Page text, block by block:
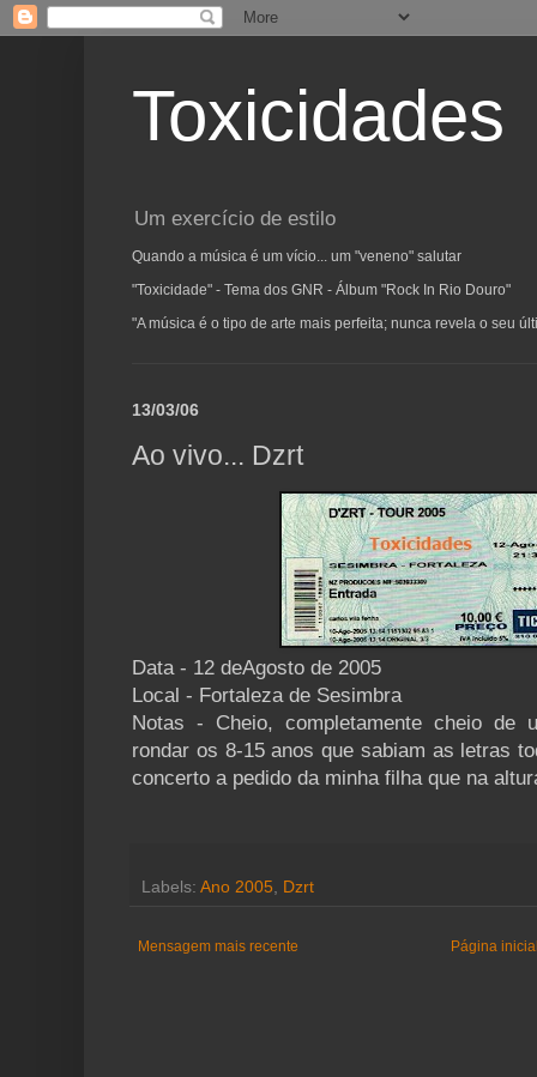
Toxicidades
Um exercício de estilo
Quando a música é um vício... um "veneno" salutar
"Toxicidade" - Tema dos GNR - Álbum "Rock In Rio Douro"
"A música é o tipo de arte mais perfeita; nunca revela o seu
13/03/06
Ao vivo... Dzrt
Data - 12 deAgosto de 2005
Local - Fortaleza de Sesimbra
Notas - Cheio, completamente cheio de
rondar os 8-15 anos que sabiam as letras
concerto a pedido da minha filha que na
Labels: Ano 2005, Dzrt
Mensagem mais recente Página